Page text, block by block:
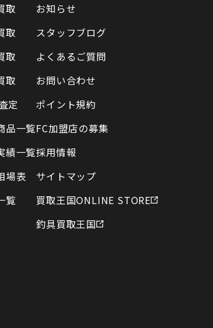
取
取
取
取
定
品一覧
績一覧
場表
覧
お知らせ
スタッフブログ
よくあるご質問
お問い合わせ
ポイント規約
FC加盟店の募集
採用情報
サイトマップ
買取王国ONLINE STORE
釣具買取王国